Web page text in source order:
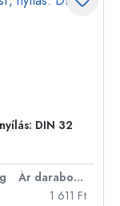
DIN 32
Ár darabonként
1 611 Ft